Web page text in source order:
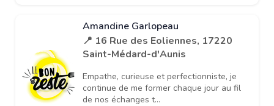
Amandine Garlopeau
📍 16 Rue des Eoliennes, 17220
Saint-Médard-d'Aunis
Empathe, curieuse et perfectionniste, je
continue de me former chaque jour au fil
de nos échanges t...